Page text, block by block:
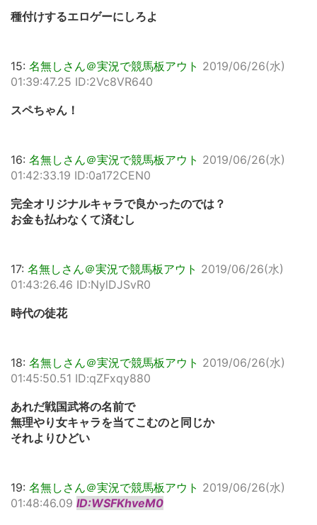
種付けするエロゲーにしろよ
15: 名無しさん＠実況で競馬板アウト 2019/06/26(水)
01:39:47.25 ID:2Vc8VR640
スペちゃん！
16: 名無しさん＠実況で競馬板アウト 2019/06/26(水)
01:42:33.19 ID:0a172CEN0
完全オリジナルキャラで良かったのでは？
お金も払わなくて済むし
17: 名無しさん＠実況で競馬板アウト 2019/06/26(水)
01:43:26.46 ID:NylDJSvR0
時代の徒花
18: 名無しさん＠実況で競馬板アウト 2019/06/26(水)
01:45:50.51 ID:qZFxqy880
あれだ戦国武将の名前で
無理やり女キャラを当てこむのと同じか
それよりひどい
19: 名無しさん＠実況で競馬板アウト 2019/06/26(水)
01:48:46.09 ID:WSFKhveM0